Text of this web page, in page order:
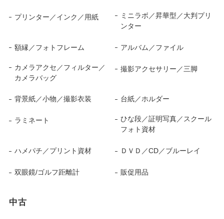
プリンター／インク／用紙
ミニラボ／昇華型／大判プリ
ンター
額縁／フォトフレーム アルバム／ファイル
カメラアクセ／フィルター／
カメラバッグ
撮影アクセサリー／三脚
背景紙／小物／撮影衣装 台紙／ホルダー
ラミネート
ひな段／証明写真／スクール
フォト資材
ハメパチ／プリント資材 ＤＶＤ／CD／ブルーレイ
双眼鏡/ゴルフ距離計 販促用品
中古